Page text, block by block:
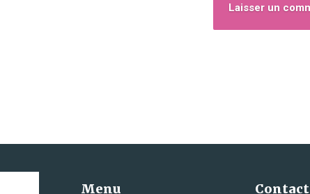
Menu Contact